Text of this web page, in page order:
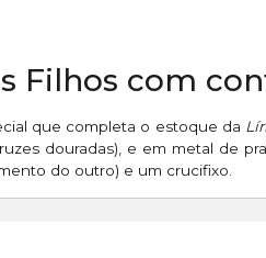
Filhos com
que completa o estoque da
douradas), e em metal de
do outro) e um crucifixo.